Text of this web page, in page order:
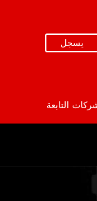
يسجل
التابعة